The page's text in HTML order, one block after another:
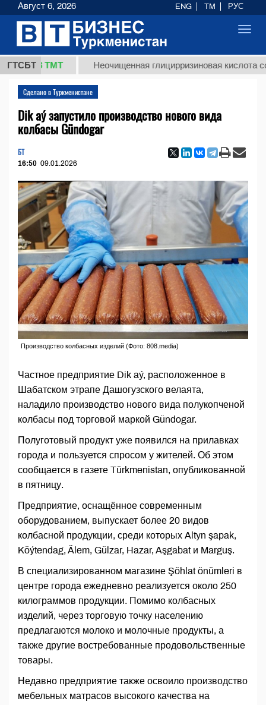
ГТСБТ
ТМТ Неочищенная глицирризиновая кислота
Сделано в Туркменистане
Dik aý запустило производство нового вида
колбасы Gündogar
БТ
16:50 09.01.2026
Производство колбасных изделий (Фото: 808.media)
Частное предприятие Dik aý, расположенное в
Шабатском этрапе Дашогузского велаята,
наладило производство нового вида полукопченой
колбасы под торговой маркой Gündogar.
Полуготовый продукт уже появился на прилавках
города и пользуется спросом у жителей. Об этом
сообщается в газете Türkmenistan, опубликованной
в пятницу.
Предприятие, оснащённое современным
оборудованием, выпускает более 20 видов
колбасной продукции, среди которых Altyn şapak,
Köýtendag, Älem, Gülzar, Hazar, Aşgabat и Marguş.
В специализированном магазине Şöhlat önümleri в
центре города ежедневно реализуется около 250
килограммов продукции. Помимо колбасных
изделий, через торговую точку населению
предлагаются молоко и молочные продукты, а
также другие востребованные продовольственные
товары.
Недавно предприятие также освоило производство
мебельных матрасов высокого качества на
Август 6, 2026 ENG TM РУС